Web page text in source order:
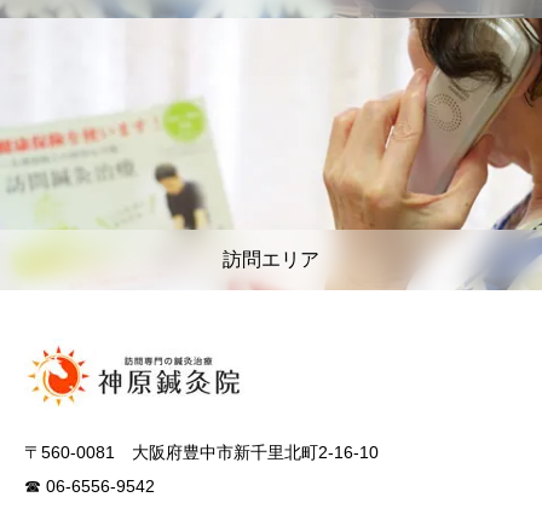
訪問エリア
〒560-0081 大阪府豊中市新千里北町2-16-10
☎ 06-6556-9542